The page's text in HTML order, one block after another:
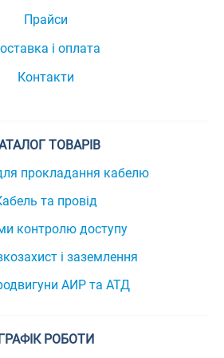
Прайси
і оплата
Контакти
ТОВАРІВ
прокладання кабелю
та провід
контролю доступу
і заземлення
АИР та АТД
РОБОТИ